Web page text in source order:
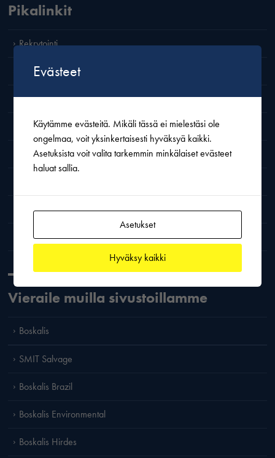
Pikalinkit
Rekrytointi
Laatu
Toimittajien toimintasäännöt (pdf)
Ympäristövastuuta
NINA-turvallisuusjulistus
Yhteydenottolomake
Yhteystiedot -old
Vieraile muilla sivustoillamme
Boskalis
SMIT Salvage
Boskalis Brazil
Boskalis Environmental
Boskalis Hirdes
Evästeet
Käytämme evästeitä. Mikäli tässä ei mielestäsi ole
ongelmaa, voit yksinkertaisesti hyväksyä kaikki.
Asetuksista voit valita tarkemmin minkälaiset evästeet
haluat sallia.
Asetukset
Hyväksy kaikki